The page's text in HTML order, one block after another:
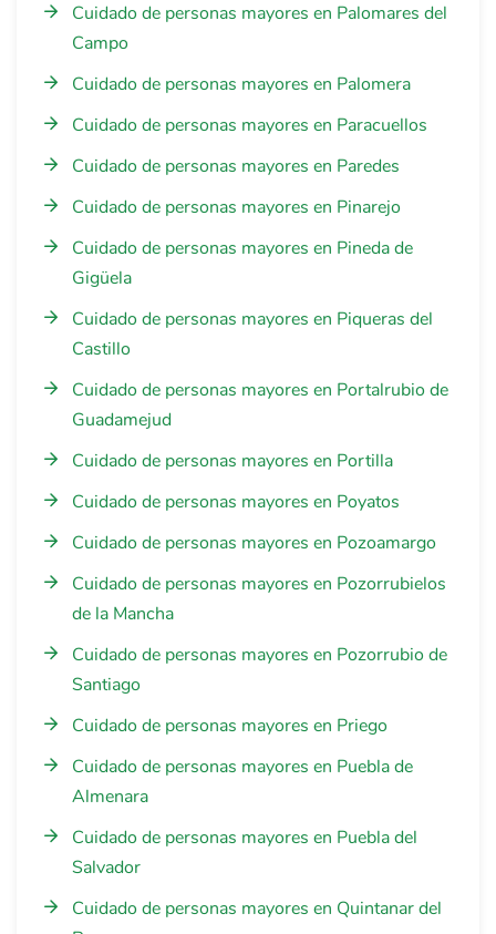
Cuidado de personas mayores en Palomares del
Campo
Cuidado de personas mayores en Palomera
Cuidado de personas mayores en Paracuellos
Cuidado de personas mayores en Paredes
Cuidado de personas mayores en Pinarejo
Cuidado de personas mayores en Pineda de
Gigüela
Cuidado de personas mayores en Piqueras del
Castillo
Cuidado de personas mayores en Portalrubio de
Guadamejud
Cuidado de personas mayores en Portilla
Cuidado de personas mayores en Poyatos
Cuidado de personas mayores en Pozoamargo
Cuidado de personas mayores en Pozorrubielos
de la Mancha
Cuidado de personas mayores en Pozorrubio de
Santiago
Cuidado de personas mayores en Priego
Cuidado de personas mayores en Puebla de
Almenara
Cuidado de personas mayores en Puebla del
Salvador
Cuidado de personas mayores en Quintanar del